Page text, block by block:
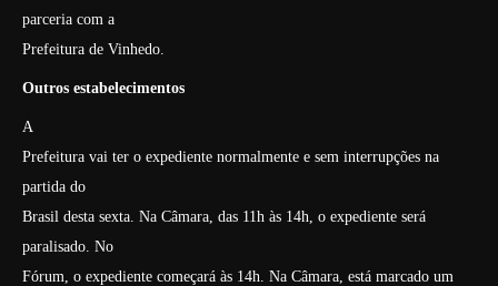
parceria com a
Prefeitura de Vinhedo.
Outros estabelecimentos
A
Prefeitura vai ter o expediente normalmente e sem interrupções na
partida do
Brasil desta sexta. Na Câmara, das 11h às 14h, o expediente será
paralisado. No
Fórum, o expediente começará às 14h. Na Câmara, está marcado um